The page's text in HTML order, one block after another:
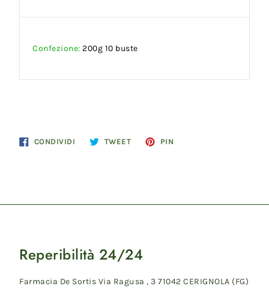
Confezione: 200g 10 buste
CONDIVIDI CondividiTWEETTwitta
PIN
Reperibilità 24/24
Farmacia De Sortis Via Ragusa , 3 71042 CERIGNOLA (FG)